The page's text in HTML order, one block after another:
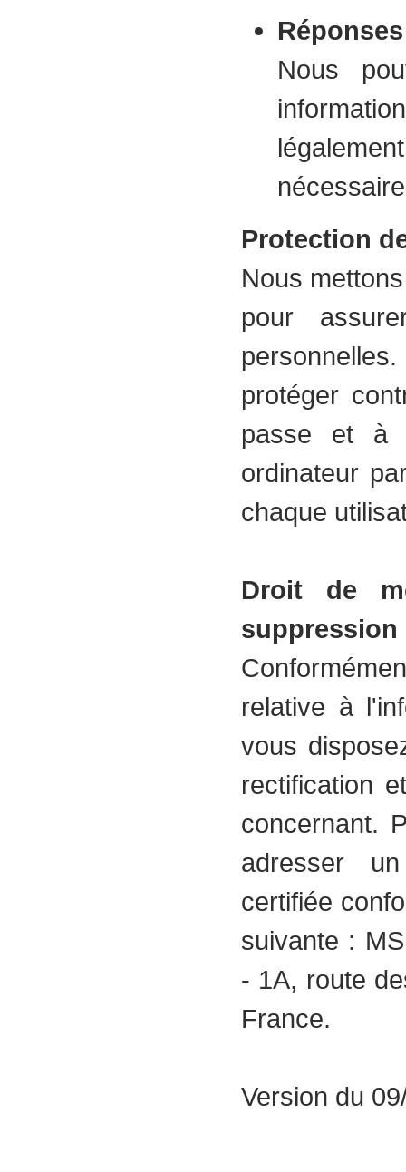
Nous
Protection
Nous
pour
protéger
passe et à
ordinateur
chaque
Droit de
suppression
relative à
vous
rectification
concernant.
adresser
certifiée
suivante :
- 1A, route
France.
Version du